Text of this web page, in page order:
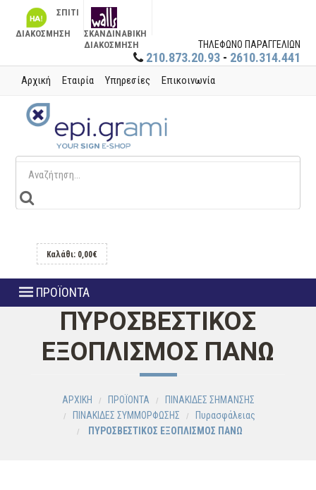
ΣΠΙΤΙ
ΔΙΑΚΟΣΜΗΣΗ
ΣΚΑΝΔΙΝΑΒΙΚΗ
ΔΙΑΚΟΣΜΗΣΗ
ΤΗΛΕΦΩΝΟ ΠΑΡΑΓΓΕΛΙΩΝ
210.873.20.93 - 2610.314.441
Αρχική Εταιρία Υπηρεσίες Επικοινωνία
Καλάθι: 0,00€
ΠΡΟΪΟΝΤΑ
ΠΥΡΟΣΒΕΣΤΙΚΟΣ
ΕΞΟΠΛΙΣΜΟΣ ΠΑΝΩ
ΑΡΧΙΚΗ ΠΡΟΪΟΝΤΑ
ΠΙΝΑΚΙΔΕΣ ΣΗΜΑΝΣΗΣ
ΠΙΝΑΚΙΔΕΣ ΣΥΜΜΟΡΦΩΣΗΣ
Πυρασφάλειας
ΠΥΡΟΣΒΕΣΤΙΚΟΣ ΕΞΟΠΛΙΣΜΟΣ ΠΑΝΩ